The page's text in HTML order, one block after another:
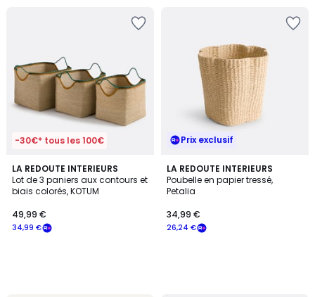
-30€* tous les 100€
LA REDOUTE INTERIEURS
Lot de 3 paniers aux contours et
biais colorés, KOTUM
34,99 €
49,99 €
Prix exclusif
LA REDOUTE INTERIEURS
Poubelle en papier tressé,
Petalia
26,24 €
34,99 €